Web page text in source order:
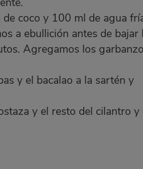
coco y 100 ml de agua
a ebullición antes de bajar
Agregamos los
y el bacalao a la sartén y
y el resto del cilantro y